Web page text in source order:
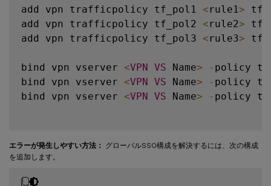
add vpn trafficpolicy tf_pol1 < rule1 >
add vpn trafficpolicy tf_pol2 < rule2>
add vpn trafficpolicy tf_pol3 < rule3>
bind vpn vserver <VPN VS Name> - policy
bind vpn vserver <VPN VS Name> - policy
bind vpn vserver <VPN VS Name> - policy
エラーが発生しやすい方法：
グローバルSSO構成を解決するには、次の構成
を追加します。